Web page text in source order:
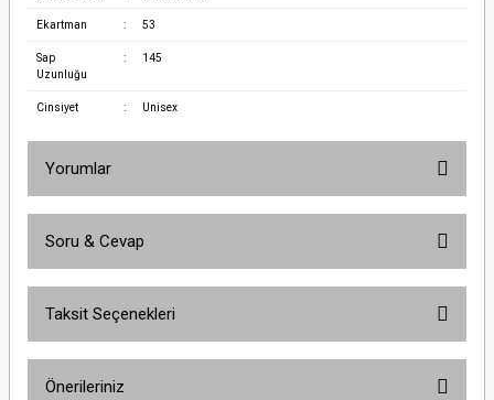
Ekartman : 53
Sap
Uzunluğu
: 145
Cinsiyet : Unisex
Yorumlar
Soru & Cevap
Taksit Seçenekleri
Önerileriniz